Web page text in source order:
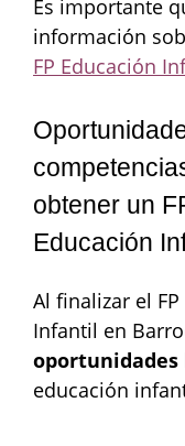
Es importante
información
FP Educación
obtener un
Educación
Al finalizar el
Infantil en
oportunidades
educación